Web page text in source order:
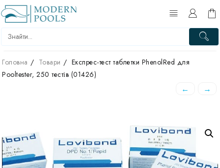
Перейти
до
вмісту
Головна Товари
Експрес-тест таблетки PhenolRed для
Pooltester, 250 тестів (01426)
← →